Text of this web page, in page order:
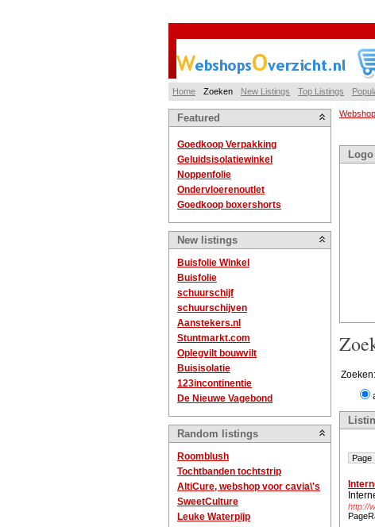
Home Zoeken New Listings Top Listings
Featured
Goedkoop Verpakking
Geluidsisolatiewinkel
Noppenfolie
Ondervloerenoutlet
Goedkoop boxershorts
New listings
Buisfolie Winkel
Buisfolie
schuurschijf
schuurschijven
Aanstekers.nl
Stuntmarkt.com
Oplegvilt bouwvilt
Buisisolatie
123incontinentie
De Nieuwe Vagebond
Random listings
Roomblush
Tochtbanden tochtstrip
AltiCure, webshop voor cavia\'s
SweetCulture
Leuke Waterpijp
Logo
Zoeken:
Page
http://